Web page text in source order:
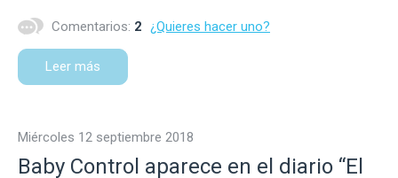
Comentarios: 2 ¿Quieres hacer uno?
Leer más
miércoles 12 septiembre 2018
Baby Control aparece en el diario “El